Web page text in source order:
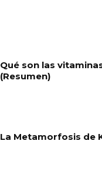
Qué son las
(Resumen)
La Metamorfosis de